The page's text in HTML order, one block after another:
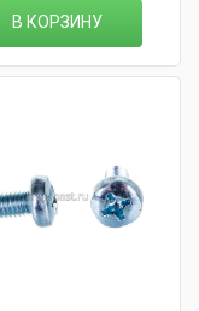
В КОРЗИНУ